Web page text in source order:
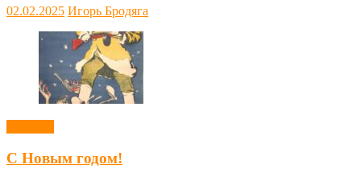
02.02.2025 Игорь Бродяга
С Новым годом!